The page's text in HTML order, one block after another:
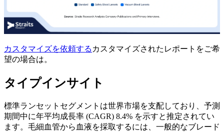
カスタマイズを依頼する カスタマイズされたレポートをご希
望の場合は。
タイプインサイト
標準ランセットセグメントは世界市場を支配しており、予測
期間中に年平均成長率 (CAGR) 8.4% を示すと推定されてい
ます。毛細血管から血液を採取するには、一般的なブレード